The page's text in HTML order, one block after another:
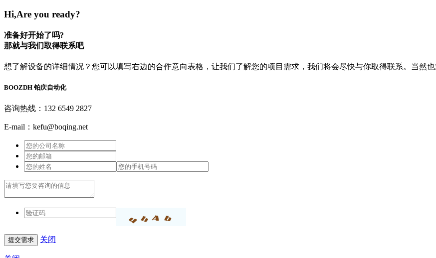
Hi,Are you ready?
准备好开始了吗?
那就与我们取得联系吧
想了解设备的详细情况？您可以填写右边的合作意向表格，让我们了解您的项目需求，我们将会尽快与你取得联系。当然
BOOZDH 铂庆自动化
咨询热线：132 6549 2827
E-mail：kefu@boqing.net
关闭